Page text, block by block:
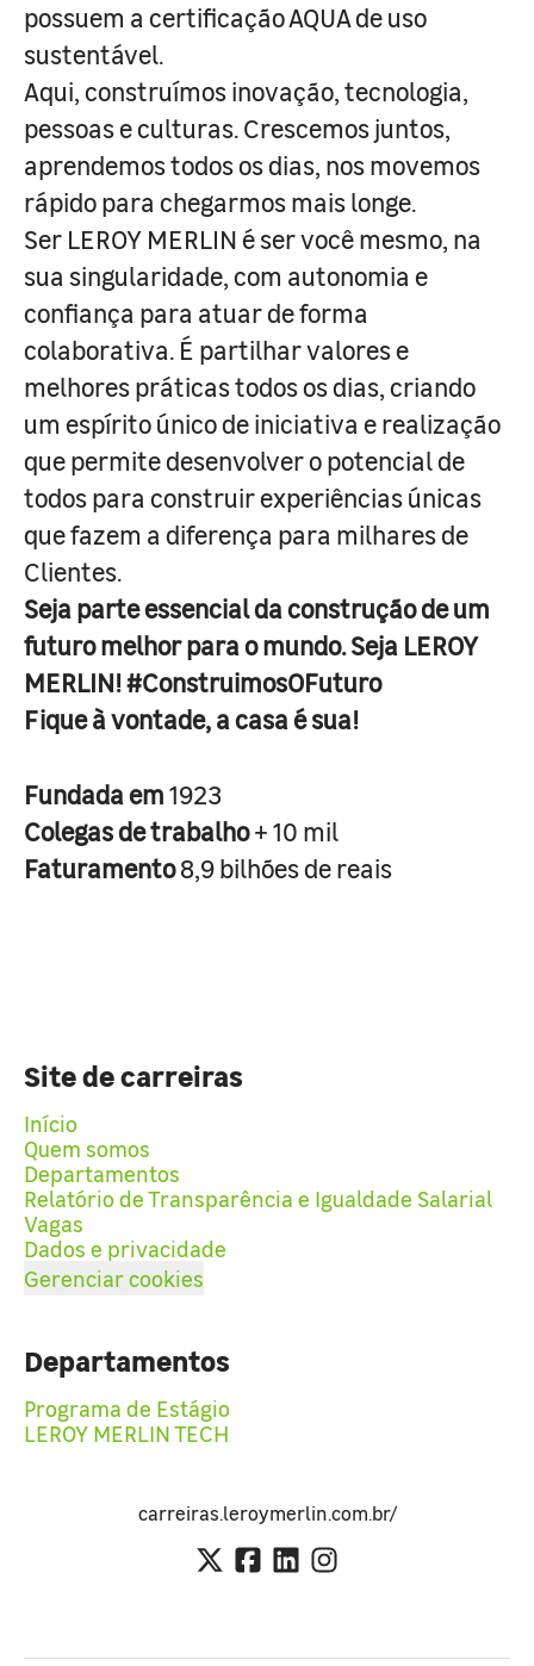
possuem a certificação AQUA de uso
sustentável.
Aqui, construímos inovação, tecnologia,
pessoas e culturas. Crescemos juntos,
aprendemos todos os dias, nos movemos
rápido para chegarmos mais longe.
Ser LEROY MERLIN é ser você mesmo, na
sua singularidade, com autonomia e
confiança para atuar de forma
colaborativa. É partilhar valores e
melhores práticas todos os dias, criando
um espírito único de iniciativa e realização
que permite desenvolver o potencial de
todos para construir experiências únicas
que fazem a diferença para milhares de
Clientes.
Seja parte essencial da construção de um
futuro melhor para o mundo. Seja LEROY
MERLIN! #ConstruimosOFuturo
Fique à vontade, a casa é sua!
Fundada em1923
Colegas de trabalho+ 10 mil
Faturamento8,9 bilhões de reais
Site de carreiras
Início
Quem somos
Departamentos
Relatório de Transparência e Igualdade Salarial
Vagas
Dados e privacidade
Gerenciar cookies
Departamentos
Programa de Estágio
LEROY MERLIN TECH
carreiras.leroymerlin.com.br/